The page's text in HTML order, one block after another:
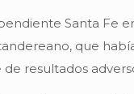
Santa Fe
que
resultados